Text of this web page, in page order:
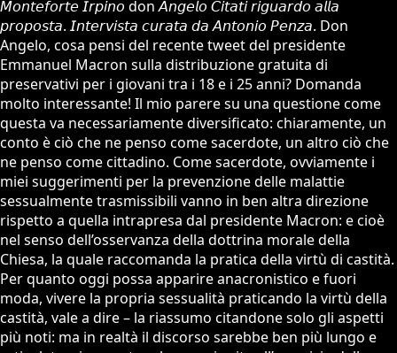
𝘔𝘰𝘯𝘵𝘦𝘧𝘰𝘳𝘵𝘦 𝘐𝘳𝘱𝘪𝘯𝘰 don 𝘈𝘯𝘨𝘦𝘭𝘰 𝘊𝘪𝘵𝘢𝘵𝘪 𝘳𝘪𝘨𝘶𝘢𝘳𝘥𝘰 𝘢𝘭𝘭𝘢
𝘱𝘳𝘰𝘱𝘰𝘴𝘵𝘢. 𝘐𝘯𝘵𝘦𝘳𝘷𝘪𝘴𝘵𝘢 𝘤𝘶𝘳𝘢𝘵𝘢 𝘥𝘢 𝘈𝘯𝘵𝘰𝘯𝘪𝘰 𝘗𝘦𝘯𝘻𝘢. Don
Angelo, cosa pensi del recente tweet del presidente
Emmanuel Macron sulla distribuzione gratuita di
preservativi per i giovani tra i 18 e i 25 anni? Domanda
molto interessante! Il mio parere su una questione come
questa va necessariamente diversificato: chiaramente, un
conto è ciò che ne penso come sacerdote, un altro ciò che
ne penso come cittadino. Come sacerdote, ovviamente i
miei suggerimenti per la prevenzione delle malattie
sessualmente trasmissibili vanno in ben altra direzione
rispetto a quella intrapresa dal presidente Macron: e cioè
nel senso dell’osservanza della dottrina morale della
Chiesa, la quale raccomanda la pratica della virtù di castità.
Per quanto oggi possa apparire anacronistico e fuori
moda, vivere la propria sessualità praticando la virtù della
castità, vale a dire – la riassumo citandone solo gli aspetti
più noti: ma in realtà il discorso sarebbe ben più lungo e